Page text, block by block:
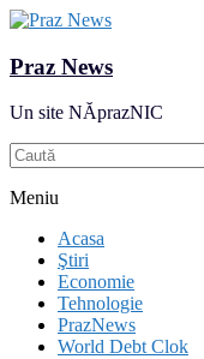
Praz News
Un site NĂprazNIC
Meniu
Acasa
Ştiri
Economie
Tehnologie
PrazNews
World Debt Clok